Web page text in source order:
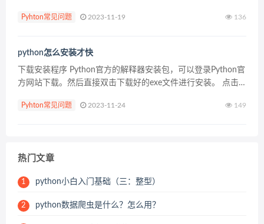
Pyhton常见问题 2023-11-19 136
python怎么安装才快
下载安装程序 Python官方的解释器安装包，可以登录Python官
方网站下载。然后直接双击下载好的exe文件进行安装。 点击
的解释器， 一定确保W...
Pyhton常见问题 2023-11-24 149
热门文章
1 python小白入门基础（三：整型）
2 python数据爬虫是什么？怎么用？